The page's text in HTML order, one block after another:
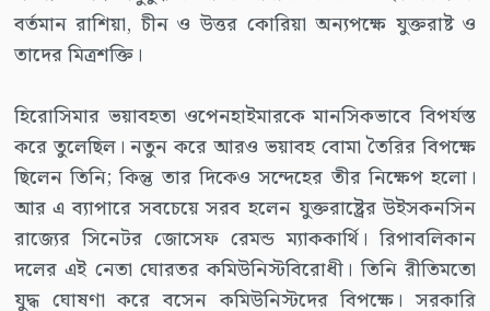
বর্তমান রাশিয়া, চীন ও উত্তর কোরিয়া অন্যপক্ষে যুক্তরাষ্ট ও
তাদের মিত্রশক্তি।
হিরোসিমার ভয়াবহতা ওপেনহাইমারকে মানসিকভাবে বিপর্যস্ত
করে তুলেছিল। নতুন করে আরও ভয়াবহ বোমা তৈরির বিপক্ষে
ছিলেন তিনি; কিন্তু তার দিকেও সন্দেহের তীর নিক্ষেপ হলো।
আর এ ব্যাপারে সবচেয়ে সরব হলেন যুক্তরাষ্ট্রের উইসকনসিন
রাজ্যের সিনেটর জোসেফ রেমন্ড ম্যাককার্থি। রিপাবলিকান
দলের এই নেতা ঘোরতর কমিউনিস্টবিরোধী। তিনি রীতিমতো
যুদ্ধ ঘোষণা করে বসেন কমিউনিস্টদের বিপক্ষে। সরকারি